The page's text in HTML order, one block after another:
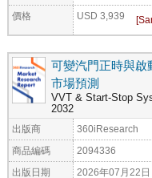
價格 USD 3,939
可變汽門正時與啟
市場預測
VVT & Start-Stop
2032
出版商 360iResearch
商品編碼 2094336
出版日期 2026年07月22日